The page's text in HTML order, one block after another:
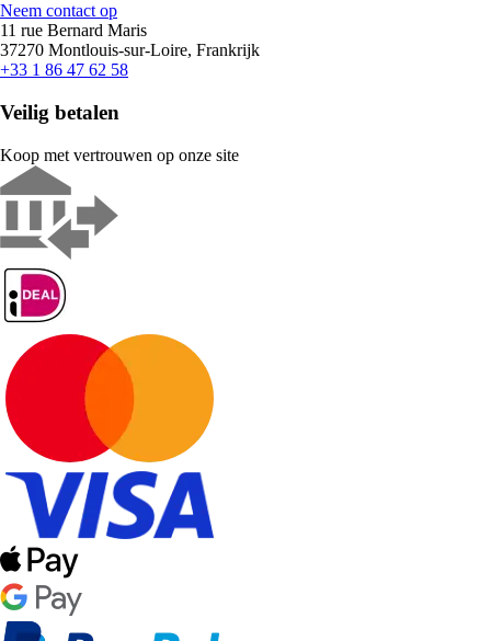
Neem contact op
11 rue Bernard Maris
37270 Montlouis-sur-Loire, Frankrijk
+33 1 86 47 62 58
Veilig betalen
Koop met vertrouwen op onze site